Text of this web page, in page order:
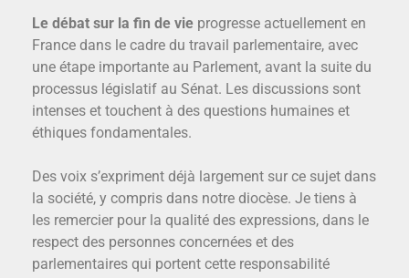
Le débat sur la fin de vie progresse actuellement en
France dans le cadre du travail parlementaire, avec
une étape importante au Parlement, avant la suite du
processus législatif au Sénat. Les discussions sont
intenses et touchent à des questions humaines et
éthiques fondamentales.
Des voix s’expriment déjà largement sur ce sujet dans
la société, y compris dans notre diocèse. Je tiens à
les remercier pour la qualité des expressions, dans le
respect des personnes concernées et des
parlementaires qui portent cette responsabilité